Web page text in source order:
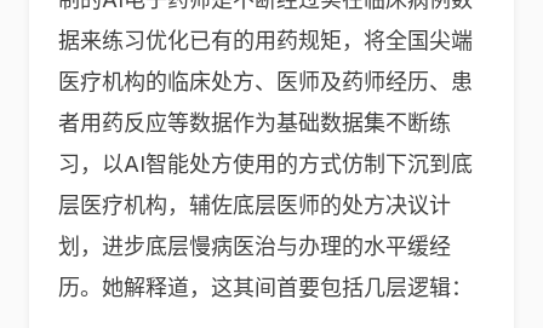
据来练习优化已有的用药规矩，将全国尖端
医疗机构的临床处方、医师及药师经历、患
者用药反应等数据作为基础数据集不断练
习，以AI智能处方使用的方式仿制下沉到底
层医疗机构，辅佐底层医师的处方决议计
划，进步底层慢病医治与办理的水平缓经
历。她解释道，这其间首要包括几层逻辑：